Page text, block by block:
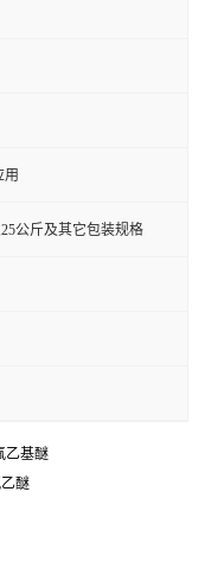
用
公斤及其它包装规格
乙基醚
醚